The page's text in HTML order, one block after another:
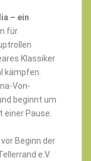
– ein
für
Klassiker
kämpfen.
Von-
beginnt um
einer Pause.
Beginn der
e.V.